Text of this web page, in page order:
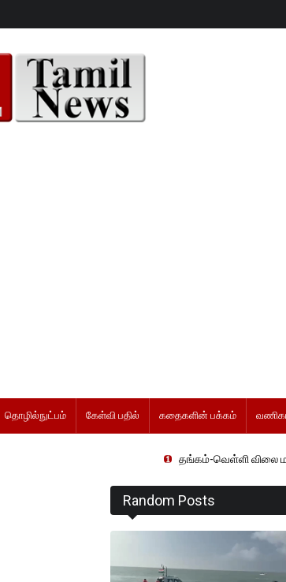
தொழில்நுட்பம் கேள்வி பதில் கதைகளின் பக்கம்
தங்கம்-வெள்ளி விலை
Random Posts